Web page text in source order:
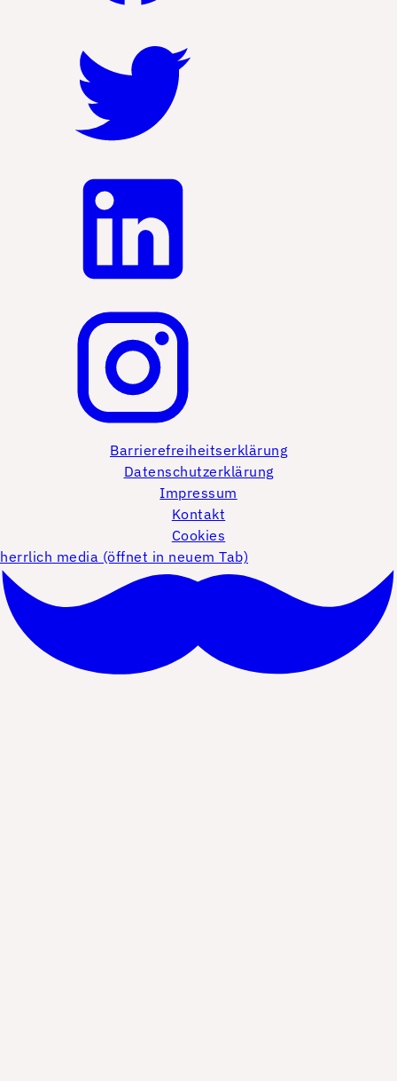
Barrierefreiheitserklärung
Datenschutzerklärung
Impressum
Kontakt
Cookies
herrlich media (öffnet in neuem Tab)